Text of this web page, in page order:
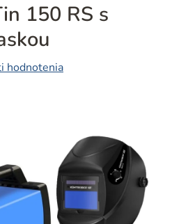
150 RS s
hodnotenia